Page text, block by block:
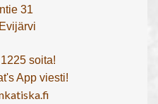
31
soita!
App viesti!